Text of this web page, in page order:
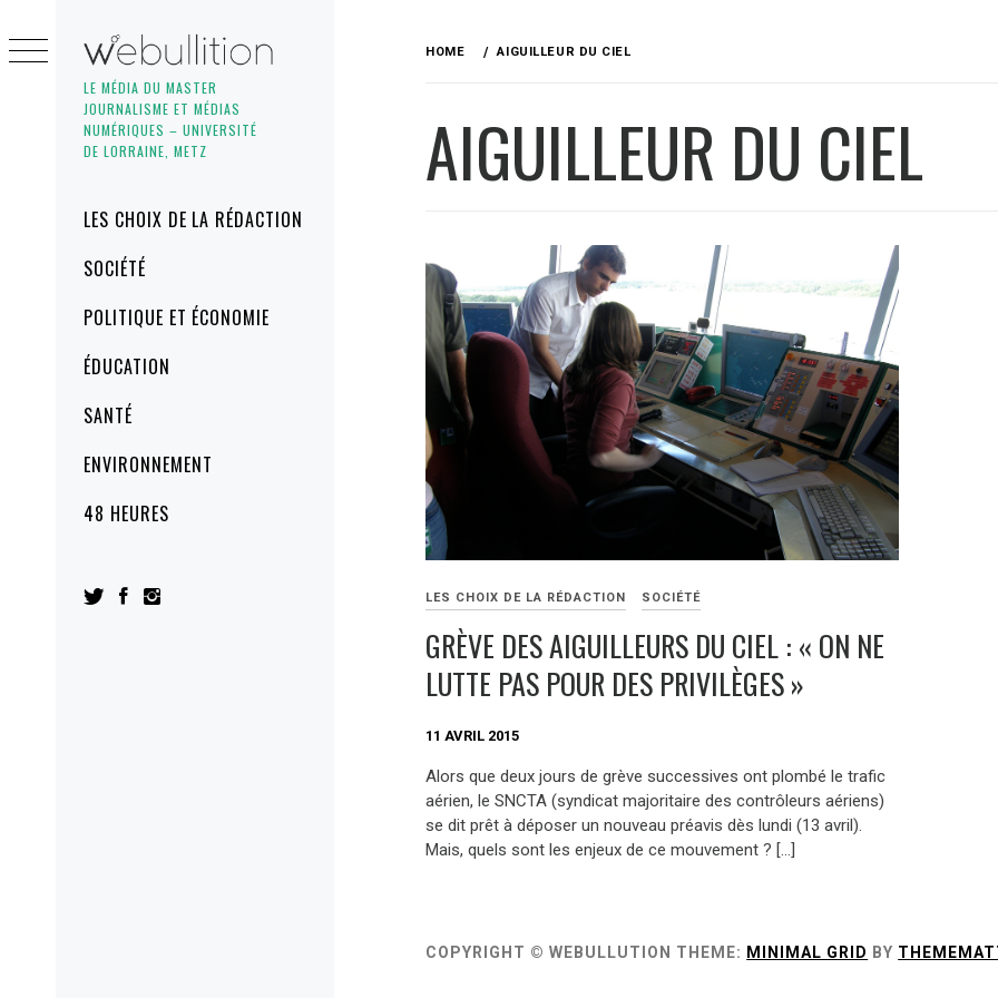
LE MÉDIA DU MASTER
JOURNALISME ET MÉDIAS
NUMÉRIQUES – UNIVERSITÉ
DE LORRAINE, METZ
MenuLES CHOIX DE LA RÉDACTION
SOCIÉTÉ
POLITIQUE ET ÉCONOMIE
ÉDUCATION
SANTÉ
ENVIRONNEMENT
48 HEURES
to
content
HOME AIGUILLEUR DU CIEL
AIGUILLEUR DU CIEL
LES CHOIX DE LA RÉDACTION SOCIÉTÉ
GRÈVE DES AIGUILLEURS DU CIEL : « ON NE
LUTTE PAS POUR DES PRIVILÈGES »
11 AVRIL 2015
Alors que deux jours de grève successives ont plombé le trafic
aérien, le SNCTA (syndicat majoritaire des contrôleurs aériens)
se dit prêt à déposer un nouveau préavis dès lundi (13 avril).
Mais, quels sont les enjeux de ce mouvement ? […]
COPYRIGHT © WEBULLUTION THEME: MINIMAL GRID BY